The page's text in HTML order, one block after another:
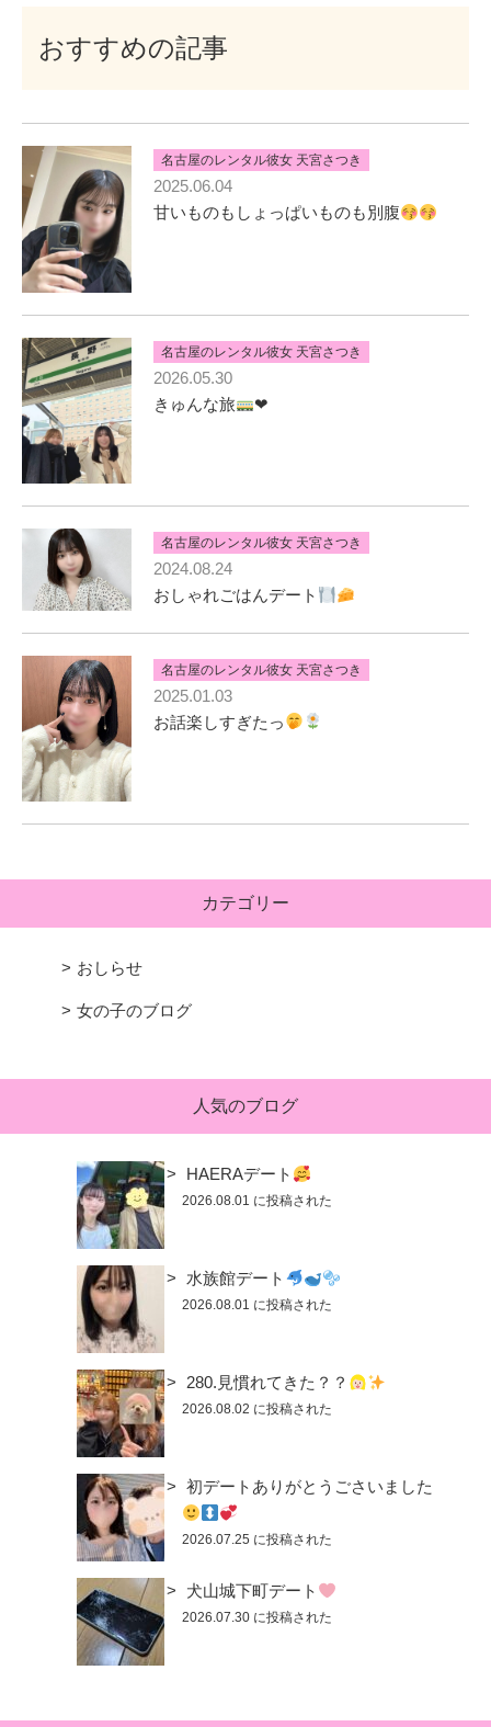
おすすめの記事
名古屋のレンタル彼女 天宮さつき
2025.06.04
甘いものもしょっぱいものも別腹
名古屋のレンタル彼女 天宮さつき
2026.05.30
きゅんな旅
❤︎
名古屋のレンタル彼女 天宮さつき
2024.08.24
おしゃれごはんデート
名古屋のレンタル彼女 天宮さつき
2025.01.03
お話楽しすぎたっ
カテゴリー
おしらせ
女の子のブログ
人気のブログ
HAERAデート
2026.08.01 に投稿された
水族館デート
2026.08.01 に投稿された
280.見慣れてきた？？
2026.08.02 に投稿された
初デートありがとうごさいました
2026.07.25 に投稿された
犬山城下町デート
2026.07.30 に投稿された